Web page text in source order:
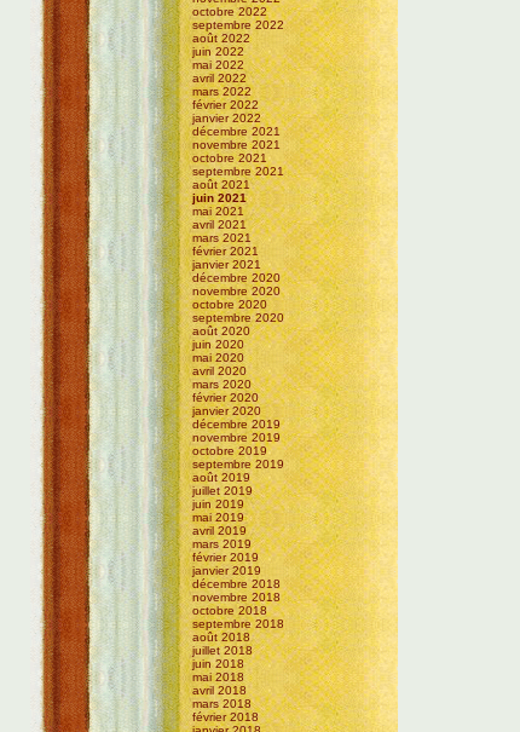
octobre 2022
septembre 2022
août 2022
juin 2022
mai 2022
avril 2022
mars 2022
février 2022
janvier 2022
décembre 2021
novembre 2021
octobre 2021
septembre 2021
août 2021
juin 2021
mai 2021
avril 2021
mars 2021
février 2021
janvier 2021
décembre 2020
novembre 2020
octobre 2020
septembre 2020
août 2020
juin 2020
mai 2020
avril 2020
mars 2020
février 2020
janvier 2020
décembre 2019
novembre 2019
octobre 2019
septembre 2019
août 2019
juillet 2019
juin 2019
mai 2019
avril 2019
mars 2019
février 2019
janvier 2019
décembre 2018
novembre 2018
octobre 2018
septembre 2018
août 2018
juillet 2018
juin 2018
mai 2018
avril 2018
mars 2018
février 2018